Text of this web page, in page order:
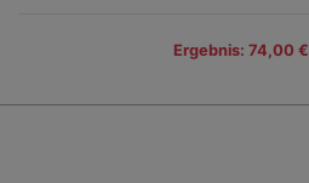
Ergebnis: 74,00 €